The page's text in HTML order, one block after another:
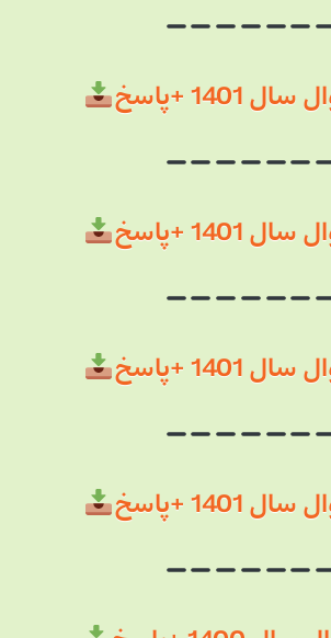
+پاسخ
+پاسخ
+پاسخ
+پاسخ